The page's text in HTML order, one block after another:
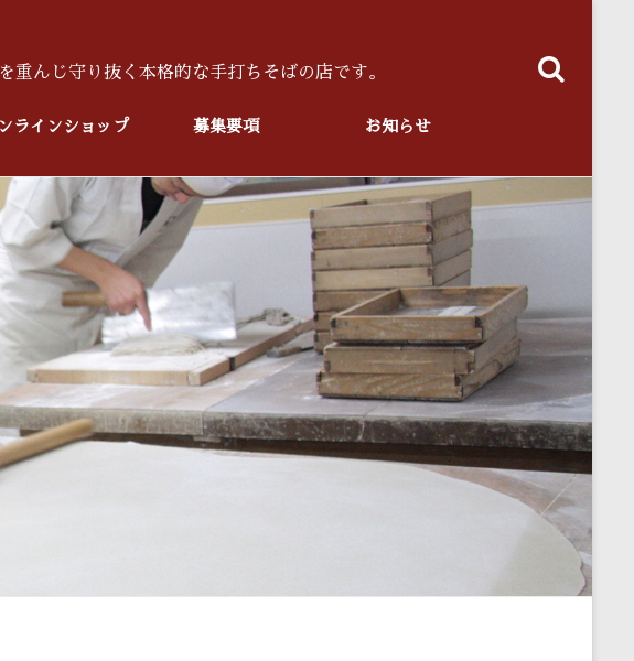
んじ守り抜く本格的な手打ちそばの店です。
ラインショップ 募集要項 お知らせ